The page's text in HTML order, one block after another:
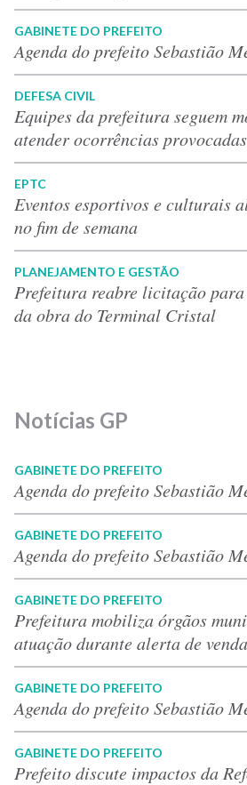
GABINETE DO PREFEITO
Agenda do prefeito Sebastião
DEFESA CIVIL
Equipes da prefeitura seguem
atender ocorrências
EPTC
Eventos esportivos e culturais
no fim de semana
PLANEJAMENTO E GESTÃO
Prefeitura reabre licitação
da obra do Terminal Cristal
Notícias GP
GABINETE DO PREFEITO
Agenda do prefeito Sebastião
GABINETE DO PREFEITO
Agenda do prefeito Sebastião
GABINETE DO PREFEITO
Prefeitura mobiliza órgãos
atuação durante alerta de
GABINETE DO PREFEITO
Agenda do prefeito Sebastião
GABINETE DO PREFEITO
Prefeito discute impactos da